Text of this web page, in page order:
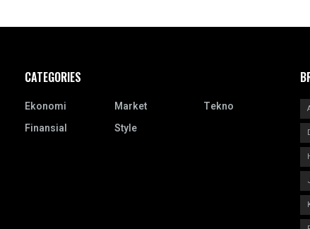
CATEGORIES
Ekonomi
Finansial
Market
Style
Tekno